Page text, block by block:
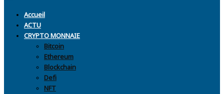
Accueil
ACTU
CRYPTO MONNAIE
Bitcoin
Ethereum
Blockchain
Defi
NFT